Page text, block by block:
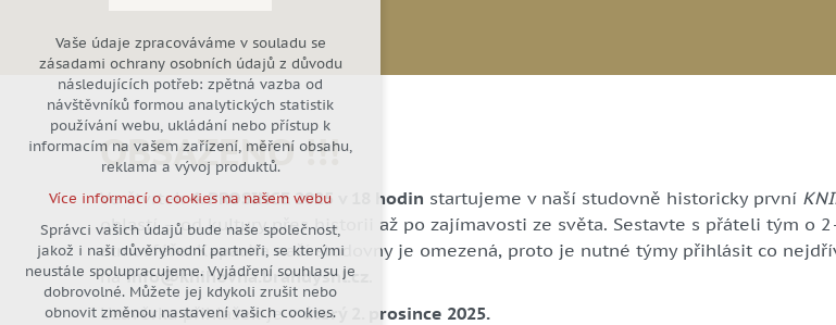
OBSAZENO !!!
Ve čtvrtek4. PROSINCE 2025 v 18 hodin startujeme v naší studovně historicky první
oblastí – od kultury přes historii až po zajímavosti ze světa. Sestavte s přáteli tým o
atmosféře. Kapacita naší studovny je omezená, proto je nutné týmy přihlásit co
nainfo@knihovna.brandysnl.cz
Uzávěrka přihlášek je vúterý 2. prosince 2025.
Technická cookies
nutná pro provozování webu
udržení kontextu stránek (session):
případná přihlášení, volby jazyka,
apod.
analytická pro anonymizované
vyhodnocení návštěvnosti
marketingová cookies (Google)
Více informací o cookies na našem webu
Vaše údaje zpracováváme v souladu se
zásadami ochrany osobních údajů z důvodu
následujících potřeb: zpětná vazba od
návštěvníků formou analytických statistik
používání webu, ukládání nebo přístup k
informacím na vašem zařízení, měření obsahu,
reklama a vývoj produktů.
Více informací o cookies na našem webu
Správci vašich údajů bude naše společnost,
jakož i naši důvěryhodní partneři, se kterými
neustále spolupracujeme. Vyjádření souhlasu je
dobrovolné. Můžete jej kdykoli zrušit nebo
obnovit změnou nastavení vašich cookies.